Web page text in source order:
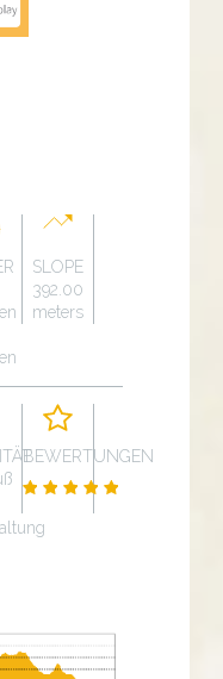
SLOPE
392.00
meters
BEWERTUNGEN